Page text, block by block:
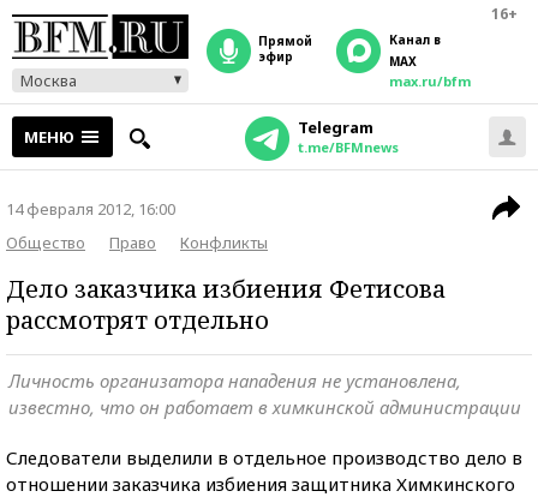
16+
Москва
прямой
эфир
Канал в
MAX
max.ru/bfm
МЕНЮ Telegram
t.me/BFMnews
14 февраля 2012, 16:00
Общество
Право Конфликты
Дело заказчика избиения Фетисова
рассмотрят отдельно
Личность организатора нападения не установлена,
известно, что он работает в химкинской администрации
Следователи выделили в отдельное производство дело в
отношении заказчика избиения защитника Химкинского